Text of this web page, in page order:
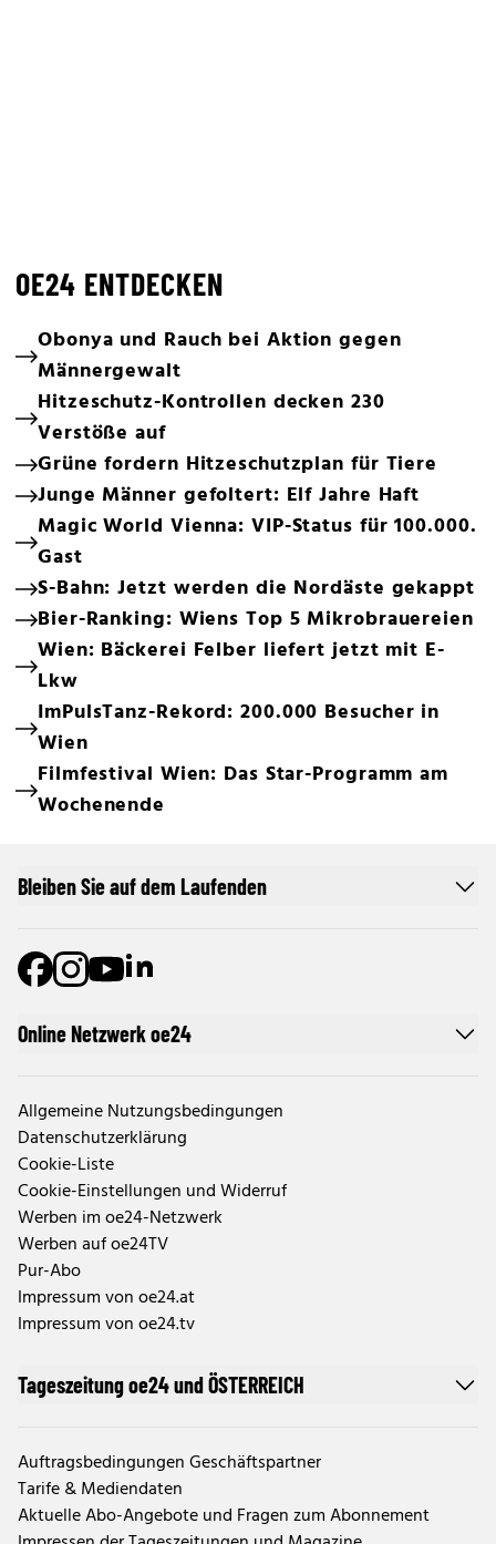
OE24 ENTDECKEN
Obonya und Rauch bei Aktion gegen
Männergewalt
Hitzeschutz-Kontrollen decken 230
Verstöße auf
Grüne fordern Hitzeschutzplan für Tiere
Junge Männer gefoltert: Elf Jahre Haft
Magic World Vienna: VIP-Status für 100.000.
Gast
S-Bahn: Jetzt werden die Nordäste gekappt
Bier-Ranking: Wiens Top 5 Mikrobrauereien
Wien: Bäckerei Felber liefert jetzt mit E-
Lkw
ImPulsTanz-Rekord: 200.000 Besucher in
Wien
Filmfestival Wien: Das Star-Programm am
Wochenende
Online Netzwerk oe24
Allgemeine Nutzungsbedingungen
Datenschutzerklärung
Cookie-Liste
Cookie-Einstellungen und Widerruf
Werben im oe24-Netzwerk
Werben auf oe24TV
Pur-Abo
Impressum von oe24.at
Impressum von oe24.tv
Tageszeitung oe24 und ÖSTERREICH
Auftragsbedingungen Geschäftspartner
Tarife & Mediendaten
Aktuelle Abo-Angebote und Fragen zum Abonnement
Bleiben Sie auf dem Laufenden